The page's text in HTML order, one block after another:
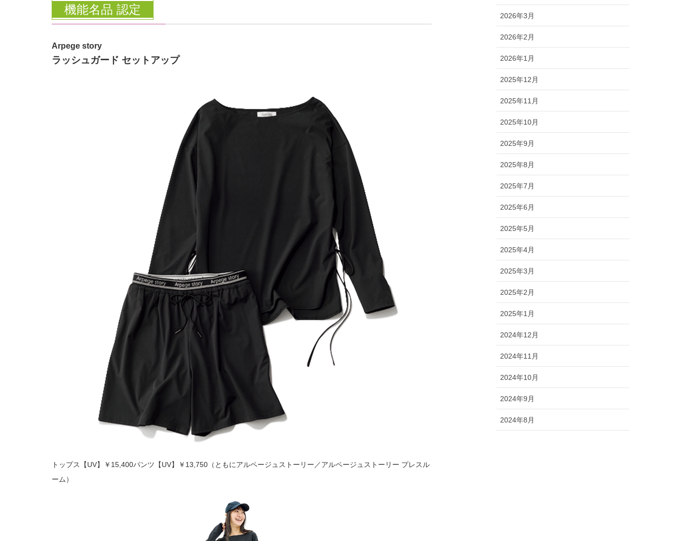
機能名品 認定
Arpege story
ラッシュガード セットアップ
トップス【UV】￥15,400パンツ【UV】￥13,750（ともにアルページュストーリー／アルページュストーリー プレスル
ーム）
2026年3月
2026年2月
2026年1月
2025年12月
2025年11月
2025年10月
2025年9月
2025年8月
2025年7月
2025年6月
2025年5月
2025年4月
2025年3月
2025年2月
2025年1月
2024年12月
2024年11月
2024年10月
2024年9月
2024年8月